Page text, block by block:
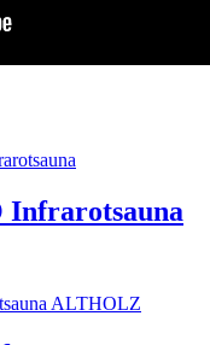
Infrarotsauna